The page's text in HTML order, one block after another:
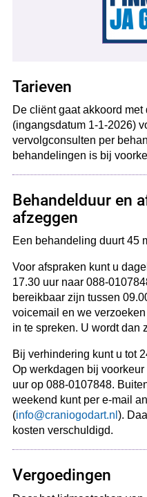
Tarieven
De cliënt gaat akkoord
(ingangsdatum 1-1-2026)
vervolgconsulten per
behandelingen is bij
Behandelduur en
afzeggen
Een behandeling duurt 45
Voor afspraken kunt u
17.30 uur naar 088-
bereikbaar zijn tussen
voicemail en we
in te spreken. U wordt dan
Bij verhindering kunt u tot
Op werkdagen bij
uur op 088-0107848.
weekend kunt per e-mail
(info@craniogodart.nl ).
kosten verschuldigd.
Vergoedingen